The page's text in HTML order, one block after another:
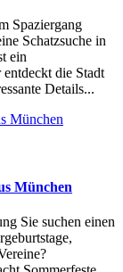
Spaziergang
Schatzsuche in
ein
die Stadt
Details...
München
Sie suchen einen